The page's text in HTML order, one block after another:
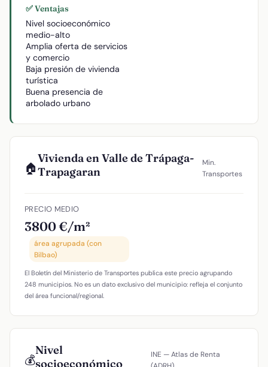
✅ Ventajas
Nivel socioeconómico
medio-alto
Amplia oferta de servicios
y comercio
Baja presión de vivienda
turística
Buena presencia de
arbolado urbano
🏠
Vivienda en Valle de Trápaga-
Trapagaran
Min.
Transportes
PRECIO MEDIO
3800 €/m²
área agrupada (con
Bilbao)
El Boletín del Ministerio de Transportes publica este precio agrupando
248 municipios. No es un dato exclusivo del municipio: refleja el conjunto
del área funcional/regional.
💰
Nivel
socioeconómico
INE — Atlas de Renta